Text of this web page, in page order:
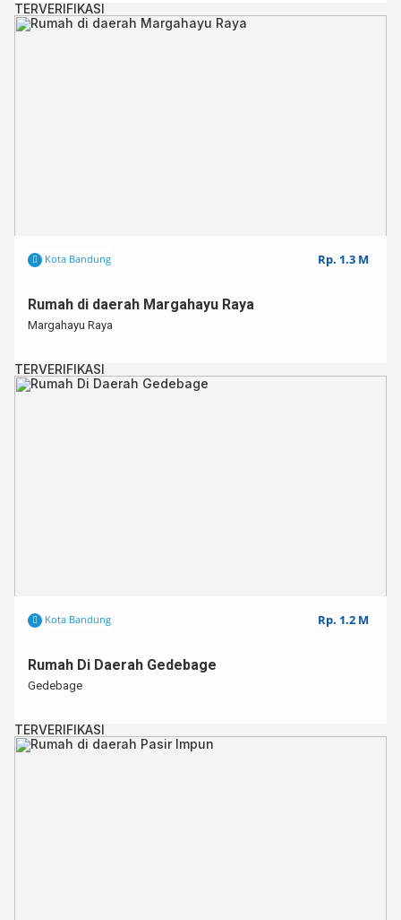
TERVERIFIKASI
Kota Bandung Rp. 1.3 M
Rumah di daerah Margahayu Raya
Margahayu Raya
TERVERIFIKASI
Kota Bandung Rp. 1.2 M
Rumah Di Daerah Gedebage
Gedebage
TERVERIFIKASI